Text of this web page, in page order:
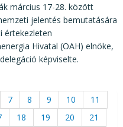
március 17-28. között
jelentés bemutatására
értekezleten
Hivatal (OAH) elnöke,
képviselte.
7 8 9 10
11
18 19 20
21